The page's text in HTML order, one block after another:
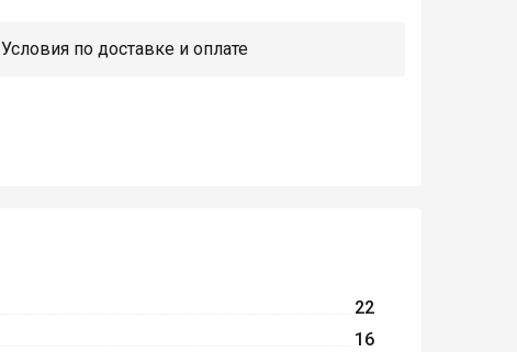
Условия по доставке и оплате
22
16